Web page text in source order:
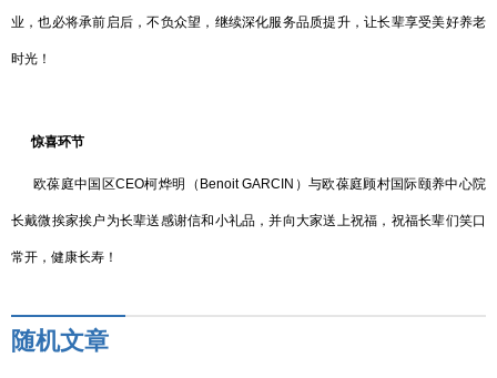
业，也必将承前启后，不负众望，继续深化服务品质提升，让长辈享受美好养老
时光！
惊喜环节
欧葆庭中国区CEO柯烨明（Benoit GARCIN）与欧葆庭顾村国际颐养中心院
长戴微挨家挨户为长辈送感谢信和小礼品，并向大家送上祝福，祝福长辈们笑口
常开，健康长寿！
随机文章